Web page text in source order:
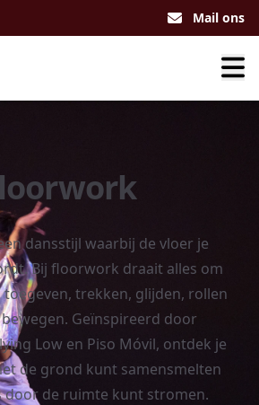
Mail ons
dansstijl waarbij de vloer je
Bij floorwork draait alles om
trekken, glijden, rollen
Geïnspireerd door
Low en Piso Móvil, ontdek je
de grond kunt samensmelten
door de ruimte kunt stromen.